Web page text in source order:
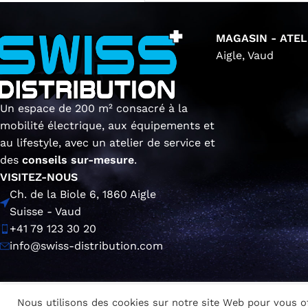
Un espace de 200 m² consacré à la
mobilité électrique, aux équipements et
au lifestyle, avec un atelier de service et
des conseils sur-mesure.
VISITEZ-NOUS
Ch. de la Biole 6, 1860 Aigle
Suisse - Vaud
+41 79 123 30 20
info@swiss-distribution.com
MAGASIN -
Aigle, Vaud
SWISS-DISTRIBUTION.COMCopyright © 2026
Nous utilisons des cookies sur notre site Web pour vous